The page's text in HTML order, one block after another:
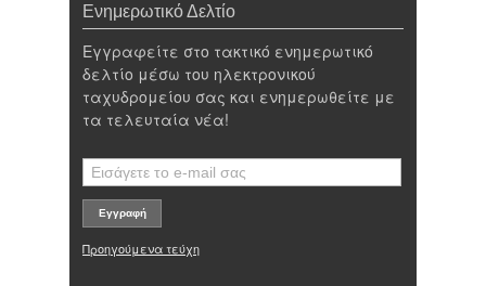
Ενημερωτικό Δελτίο
Εγγραφείτε στο τακτικό ενημερωτικό
δελτίο μέσω του ηλεκτρονικού
ταχυδρομείου σας και ενημερωθείτε με
τα τελευταία νέα!
Προηγούμενα τεύχη